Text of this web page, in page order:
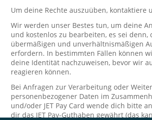
Um deine Rechte auszuüben, kontaktiere
Wir werden unser Bestes tun, um deine
und kostenlos zu bearbeiten, es sei denn,
übermäßigen und unverhältnismäßigen
erfordern. In bestimmten Fällen können
deine Identität nachzuweisen, bevor wir
reagieren können.
Bei Anfragen zur Verarbeitung oder
personenbezogener Daten im
und/oder JET Pay Card wende dich bitte
dir das JET Pay-Guthaben gewährt (das